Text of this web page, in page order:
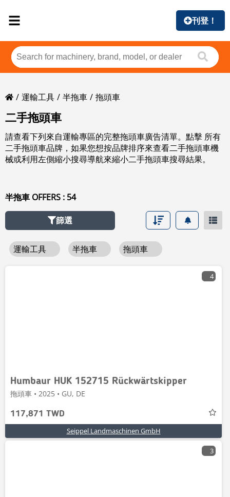
刊登！
運輸工具 半拖車
拖頭車
二手拖頭車
請查看下列來自運輸專區的完整拖頭車廣告清單。點擊 所有
二手拖頭車品牌，如果您想按品牌排序來查看二手拖頭車機
械或利用左側縮小搜尋導航來縮小二手拖頭車搜尋結果。
半拖車 OFFERS : 54
篩選
運輸工具 半拖車 拖頭車
4
Humbaur HUK 152715 Rückwärtskipper
拖頭車 • 2025 • GU, DE
117,871 TWD
Seippel Landmaschinen GmbH
3